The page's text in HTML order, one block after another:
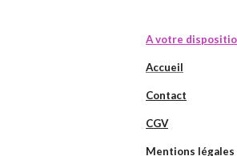
A votre
Accueil
Contact
CGV
Mentions légales